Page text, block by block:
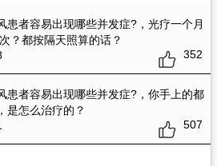
患者容易出现哪些并发症?，光疗一个月
？都按隔天照算的话？
352
患者容易出现哪些并发症?，你手上的都
是怎么治疗的？
507